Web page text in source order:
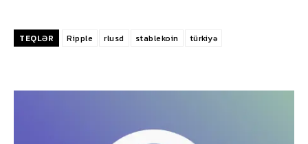
TEQLƏR Ripple rlusd stablekoin türkiyə